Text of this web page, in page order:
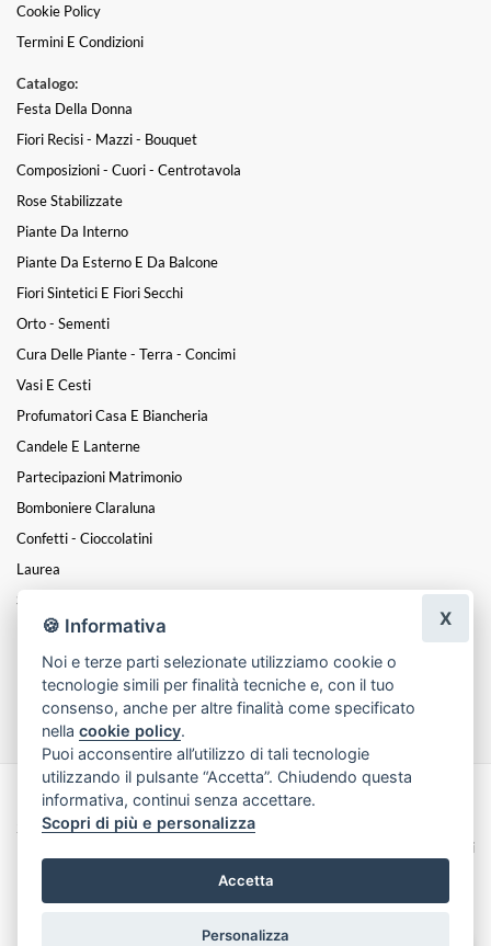
Cookie Policy
Termini E Condizioni
Catalogo:
Festa Della Donna
Fiori Recisi - Mazzi - Bouquet
Composizioni - Cuori - Centrotavola
Rose Stabilizzate
Piante Da Interno
Piante Da Esterno E Da Balcone
Fiori Sintetici E Fiori Secchi
Orto - Sementi
Cura Delle Piante - Terra - Concimi
Vasi E Cesti
Profumatori Casa E Biancheria
Candele E Lanterne
Partecipazioni Matrimonio
Bomboniere Claraluna
Confetti - Cioccolatini
Laurea
San Valentino
Festa Della Mamma
Natale
Funebre
Made with byInfoser.it- Realizzazione Siti ecommerce per Fioristi
2026
Termini e Condizioni
🍪 Informativa
Noi e terze parti selezionate utilizziamo cookie o
tecnologie simili per finalità tecniche e, con il tuo
consenso, anche per altre finalità come specificato
nellacookie policy.
Puoi acconsentire all’utilizzo di tali tecnologie
utilizzando il pulsante “Accetta”. Chiudendo questa
informativa, continui senza accettare.
Scopri di più e personalizza
Accetta
Personalizza
X